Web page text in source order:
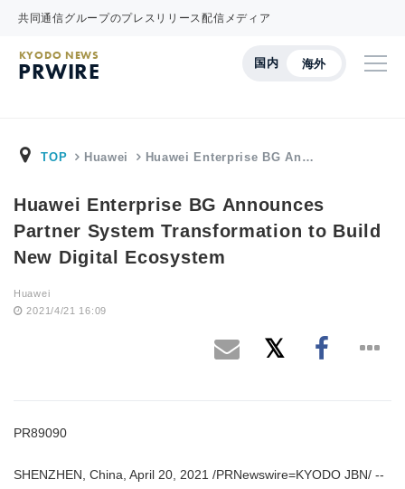
共同通信グループのプレスリリース配信メディア
国内 海外
KYODO NEWS
PRWIRE
TOP Huawei Huawei Enterprise BG An…
Huawei Enterprise BG Announces
Partner System Transformation to Build
New Digital Ecosystem
Huawei
2021/4/21 16:09
PR89090
SHENZHEN, China, April 20, 2021 /PRNewswire=KYODO JBN/ --